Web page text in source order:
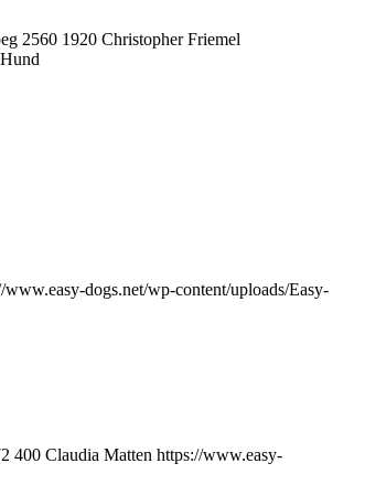
2560 1920 Christopher Friemel
www.easy-dogs.net/wp-content/uploads/Easy-
400 Claudia Matten https://www.easy-